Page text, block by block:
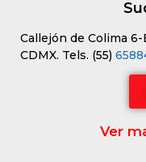
Callejón de Colima
CDMX. Tels. (55)
Ver